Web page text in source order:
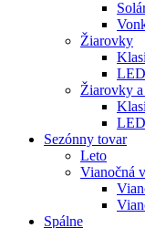
Žiarovky
Žiarovky
Sezónny tovar
Leto
Vianočná
Spálne